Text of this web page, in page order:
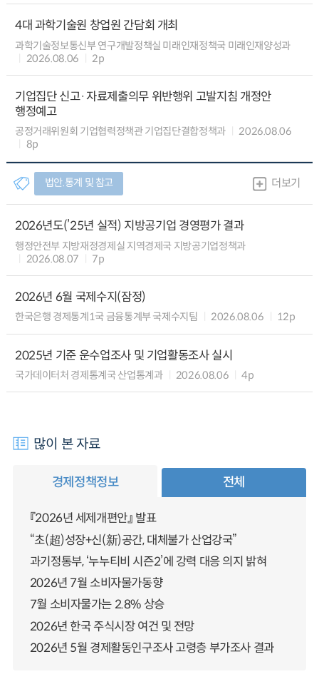
4대 과학기술원 창업원 간담회 개최
과학기술정보통신부 연구개발정책실 미래인재정책국 미래인재양성과
2026.08.06
2p
기업집단 신고·자료제출의무 위반행위 고발지침 개정안
행정예고
공정거래위원회 기업협력정책관 기업집단결합정책과
2026.08.06
8p
법안.통계 및 참고 더보기
2026년도(’25년 실적) 지방공기업 경영평가 결과
행정안전부 지방재정경제실 지역경제국 지방공기업정책과
2026.08.07
7p
2026년 6월 국제수지(잠정)
한국은행 경제통계1국 금융통계부 국제수지팀 2026.08.06 12p
2025년 기준 운수업조사 및 기업활동조사 실시
국가데이터처 경제통계국 산업통계과 2026.08.06 4p
많이 본 자료
경제정책정보 전체
『2026년 세제개편안』 발표
“초(超)성장+신(新)공간, 대체불가 산업강국”
과기정통부, ‘누누티비 시즌2’에 강력 대응 의지 밝혀
2026년 7월 소비자물가동향
7월 소비자물가는 2.8% 상승
2026년 한국 주식시장 여건 및 전망
2026년 5월 경제활동인구조사 고령층 부가조사 결과